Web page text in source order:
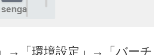
→「環境設定」→「バーチ